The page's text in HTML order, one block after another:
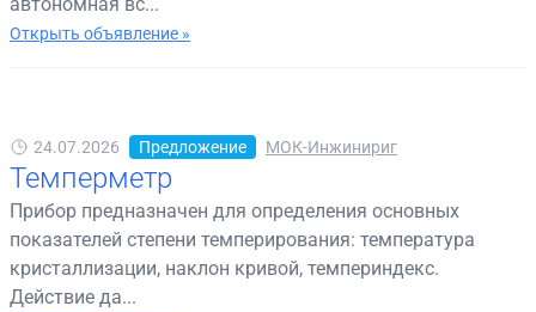
Открыть объявление »
24.07.2026 Предложение МОК-Инжинириг
Темперметр
Прибор предназначен для определения основных
показателей степени темперирования: температура
кристаллизации, наклон кривой, темпериндекс.
Действие да...